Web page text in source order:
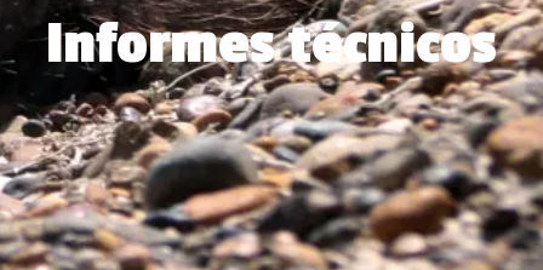
Informes técnicos